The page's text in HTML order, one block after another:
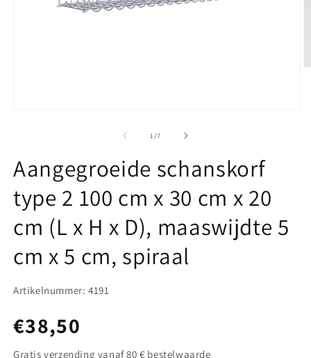
1 /van
7
Aangegroeide schanskorf
type 2 100 cm x 30 cm x 20
cm (L x H x D), maaswijdte 5
cm x 5 cm, spiraal
Artikelnummer: 4191
Normale
€38,50
Gratis verzending vanaf 80 € bestelwaarde